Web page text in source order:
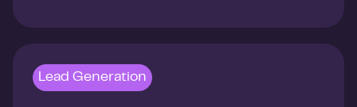
Lead Generation